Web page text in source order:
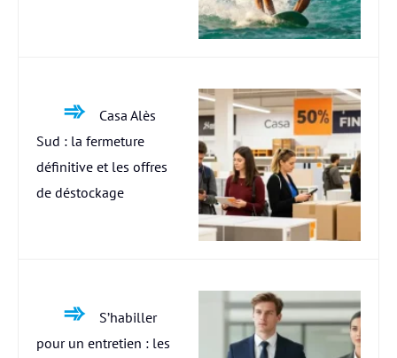
Casa Alès
Sud : la fermeture
définitive et les offres
de déstockage
S’habiller
pour un entretien : les